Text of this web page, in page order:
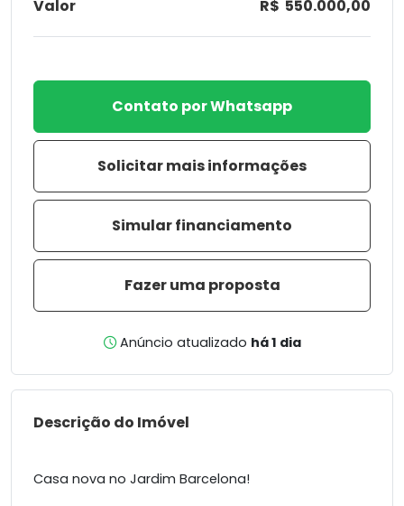
Valor R$ 550.000,00
Contato por Whatsapp
Solicitar mais informações
Simular financiamento
Fazer uma proposta
Anúncio atualizado há 1 dia
Descrição do Imóvel
Casa nova no Jardim Barcelona!